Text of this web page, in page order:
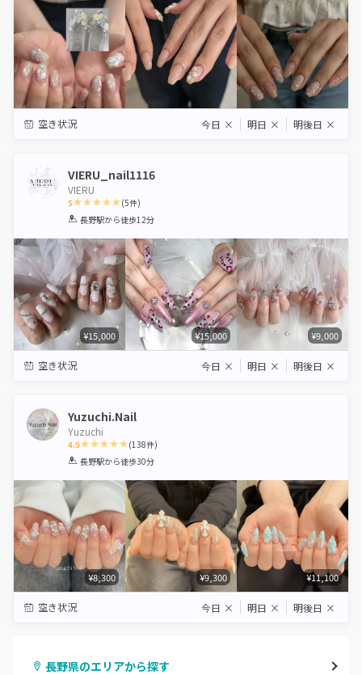
空き状況 今日 × 明日 × 明後日 ×
VIERU_nail1116
VIERU
5
1 2 3 4 5
(5件)
長野駅から徒歩12分
¥15,000 ¥15,000 ¥9,000
空き状況 今日 × 明日 × 明後日 ×
Yuzuchi.Nail
Yuzuchi
4.9
1 2 3 4 5
(138件)
長野駅から徒歩30分
¥8,300 ¥9,300 ¥11,100
空き状況 今日 × 明日 × 明後日 ×
長野県のエリアから探す